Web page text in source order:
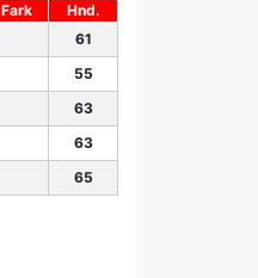
Fark
Hnd.
61
55
63
63
65